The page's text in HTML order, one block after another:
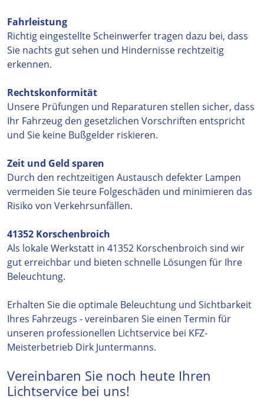
Fahrleistung
Richtig eingestellte Scheinwerfer tragen dazu bei, dass
Sie nachts gut sehen und Hindernisse rechtzeitig
erkennen.
Rechtskonformität
Unsere Prüfungen und Reparaturen stellen sicher, dass
Ihr Fahrzeug den gesetzlichen Vorschriften entspricht
und Sie keine Bußgelder riskieren.
Zeit und Geld sparen
Durch den rechtzeitigen Austausch defekter Lampen
vermeiden Sie teure Folgeschäden und minimieren das
Risiko von Verkehrsunfällen.
41352 Korschenbroich
Als lokale Werkstatt in 41352 Korschenbroich sind wir
gut erreichbar und bieten schnelle Lösungen für Ihre
Beleuchtung.
Erhalten Sie die optimale Beleuchtung und Sichtbarkeit
Ihres Fahrzeugs - vereinbaren Sie einen Termin für
unseren professionellen Lichtservice bei KFZ-
Meisterbetrieb Dirk Juntermanns.
Vereinbaren Sie noch heute Ihren
Lichtservice bei uns!